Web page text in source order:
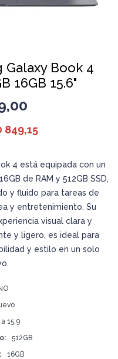
Book 4
16GB 15.6"
849,15
4 está equipada con un
de RAM y 512GB SSD,
y fluido para tareas de
y entretenimiento. Su
visual clara y
y ligero, es ideal para
y estilo en un solo
a 15.9
512GB
16GB